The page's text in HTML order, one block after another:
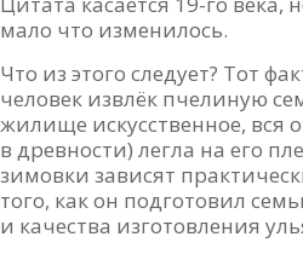
мало что изменилось.
Что из этого следует? Тот
человек извлёк пчелиную
жилище искусственное, вся
в древности) легла на его
зимовки зависят
того, как он подготовил
и качества изготовления